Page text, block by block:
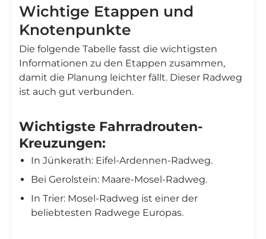
Wichtige Etappen und
Knotenpunkte
Die folgende Tabelle fasst die wichtigsten
Informationen zu den Etappen zusammen,
damit die Planung leichter fällt. Dieser Radweg
ist auch gut verbunden.
Wichtigste Fahrradrouten-
Kreuzungen:
In Jünkerath: Eifel-Ardennen-Radweg.
Bei Gerolstein: Maare-Mosel-Radweg.
In Trier: Mosel-Radweg ist einer der
beliebtesten Radwege Europas.